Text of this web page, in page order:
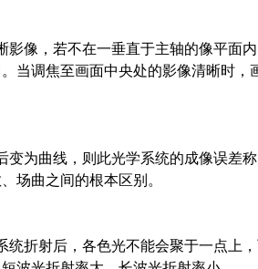
像，若不在一垂直于主轴的像平面
当调焦至画面中央处的影像清晰时，
为曲线，则此光学系统的成像误差
场曲之间的根本区别。
折射后，各色光不能会聚于一点上